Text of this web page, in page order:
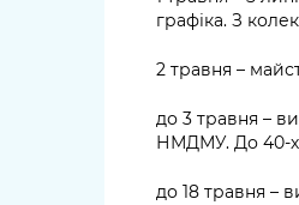
графіка. З
2 травня –
до 3 травня –
НМДМУ. До 40-х
до 18 травня –